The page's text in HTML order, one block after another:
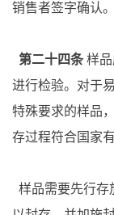
销售者签字确认。
第二十四条 样
进行检验。对于
特殊要求的样品
存过程符合国家
样品需要先行存